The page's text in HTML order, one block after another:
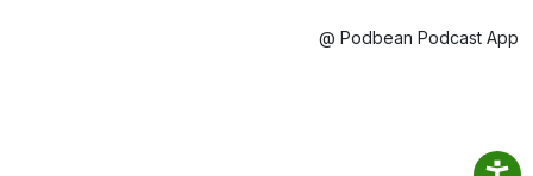
@ Podbean Podcast App